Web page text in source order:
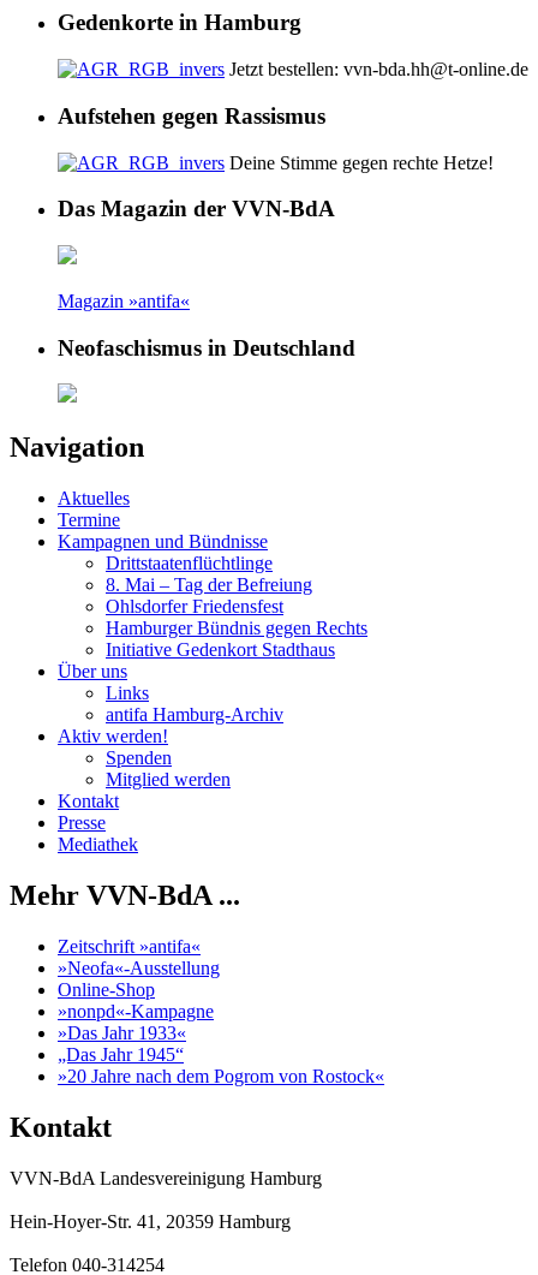
Gedenkorte in Hamburg
Jetzt bestellen: vvn-bda.hh@t-online.de
Aufstehen gegen Rassismus
Deine Stimme gegen rechte Hetze!
Das Magazin der VVN-BdA
Magazin »antifa«
Neofaschismus in Deutschland
Navigation
Aktuelles
Termine
Kampagnen und Bündnisse
Drittstaatenflüchtlinge
8. Mai – Tag der Befreiung
Ohlsdorfer Friedensfest
Hamburger Bündnis gegen Rechts
Initiative Gedenkort Stadthaus
Über uns
Links
antifa Hamburg-Archiv
Aktiv werden!
Spenden
Mitglied werden
Kontakt
Presse
Mediathek
Mehr VVN-BdA ...
Zeitschrift »antifa«
»Neofa«-Ausstellung
Online-Shop
»nonpd«-Kampagne
»Das Jahr 1933«
„Das Jahr 1945“
»20 Jahre nach dem Pogrom von Rostock«
Kontakt
VVN-BdA Landesvereinigung Hamburg
Hein-Hoyer-Str. 41, 20359 Hamburg
Telefon 040-314254